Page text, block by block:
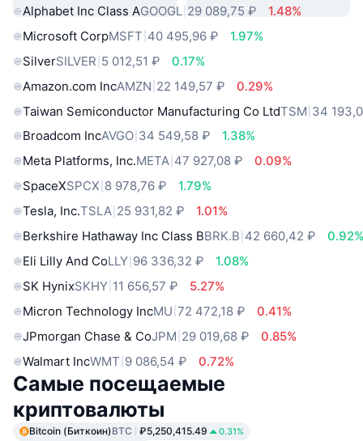
Alphabet Inc Class AGOOGL 29 089,75 ₽
1.48%
Microsoft CorpMSFT 40 495,96 ₽
1.97%
SilverSILVER 5 012,51 ₽
0.17%
Amazon.com IncAMZN 22 149,57 ₽
0.29%
Taiwan Semiconductor Manufacturing Co LtdTSM 34
Broadcom IncAVGO 34 549,58 ₽
1.38%
Meta Platforms, Inc.META 47 927,08 ₽
0.09%
SpaceXSPCX 8 978,76 ₽
1.79%
Tesla, Inc.TSLA 25 931,82 ₽
1.01%
Berkshire Hathaway Inc Class BBRK.B 42 660,42 ₽
Eli Lilly And CoLLY 96 336,32 ₽
1.08%
SK HynixSKHY 11 656,57 ₽
5.27%
Micron Technology IncMU 72 472,18 ₽
0.41%
JPmorgan Chase & CoJPM 29 019,68 ₽
0.85%
Walmart IncWMT 9 086,54 ₽ 0.72%
Самые посещаемые
криптовалюты
Bitcoin (Биткоин)BTC ₽5,250,415.49 0.31%